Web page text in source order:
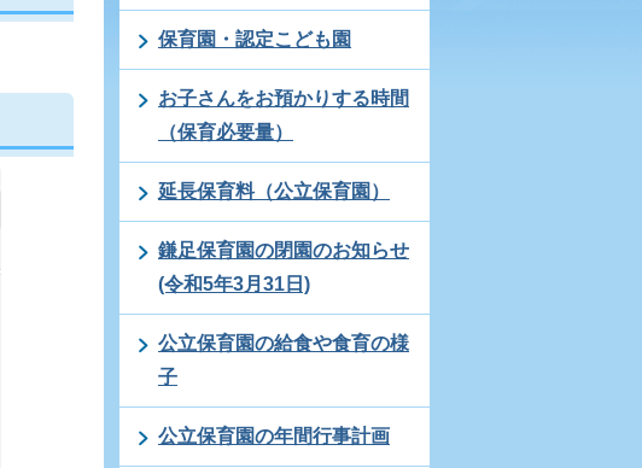
保育園・認定こども園
お子さんをお預かりする時間
（保育必要量）
延長保育料（公立保育園）
鎌足保育園の閉園のお知らせ
(令和5年3月31日)
公立保育園の給食や食育の様
子
公立保育園の年間行事計画